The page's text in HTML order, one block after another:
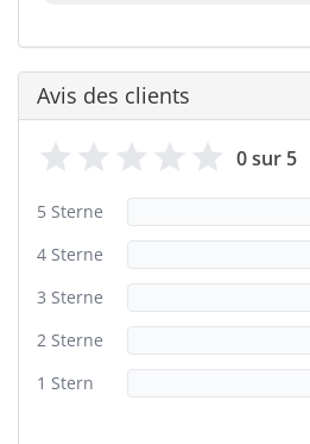
Avis des clients
0 sur 5
5 Sterne
4 Sterne
3 Sterne
2 Sterne
1 Stern